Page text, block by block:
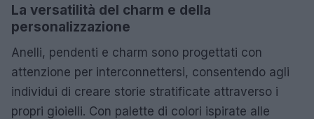
La versatilità del charm e della
personalizzazione
Anelli, pendenti e charm sono progettati con
attenzione per interconnettersi, consentendo agli
individui di creare storie stratificate attraverso i
propri gioielli. Con palette di colori ispirate alle